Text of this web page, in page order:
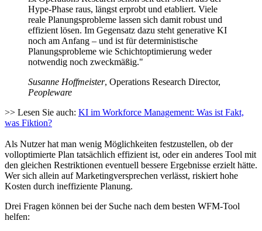
Hype-Phase raus, längst erprobt und etabliert. Viele
reale Planungsprobleme lassen sich damit robust und
effizient lösen. Im Gegensatz dazu steht generative KI
noch am Anfang – und ist für deterministische
Planungsprobleme wie Schichtoptimierung weder
notwendig noch zweckmäßig."
Susanne Hoffmeister, Operations Research Director,
Peopleware
>> Lesen Sie auch: KI im Workforce Management: Was ist Fakt,
was Fiktion?
Als Nutzer hat man wenig Möglichkeiten festzustellen, ob der
volloptimierte Plan tatsächlich effizient ist, oder ein anderes Tool mit
den gleichen Restriktionen eventuell bessere Ergebnisse erzielt hätte.
Wer sich allein auf Marketingversprechen verlässt, riskiert hohe
Kosten durch ineffiziente Planung.
Drei Fragen können bei der Suche nach dem besten WFM-Tool
helfen: